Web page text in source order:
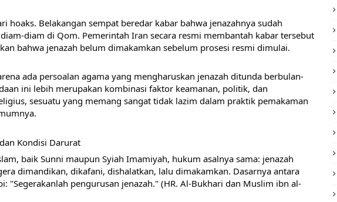
hoaks. Belakangan sempat beredar kabar bahwa jenazahnya sudah
diam di Qom. Pemerintah Iran secara resmi membantah kabar tersebut
bahwa jenazah belum dimakamkan sebelum prosesi resmi dimulai.
ada persoalan agama yang mengharuskan jenazah ditunda berbulan-
ini lebih merupakan kombinasi faktor keamanan, politik, dan
sesuatu yang memang sangat tidak lazim dalam praktik pemakaman
Kondisi Darurat
baik Sunni maupun Syiah Imamiyah, hukum asalnya sama: jenazah
dimandikan, dikafani, dishalatkan, lalu dimakamkan. Dasarnya antara
"Segerakanlah pengurusan jenazah." (HR. Al-Bukhari dan Muslim ibn al-